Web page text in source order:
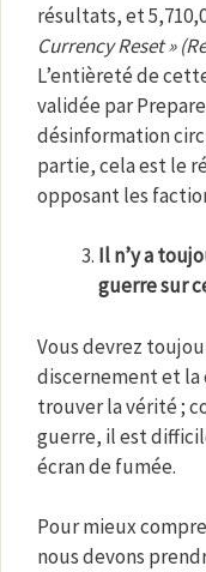
résultats, et
Currency Reset »
L’entièreté de
validée par
désinformation
partie, cela est le
opposant les
Il n’y a
guerre sur
Vous devrez
discernement et la
trouver la vérité ;
guerre, il est
écran de fumée.
Pour mieux
nous devons